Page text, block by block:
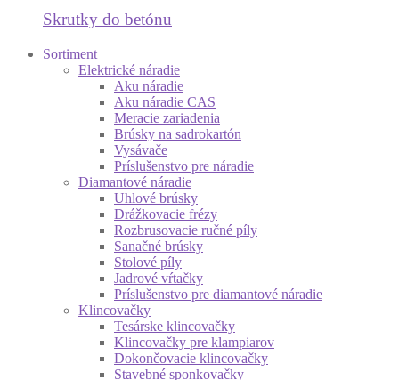
Skrutky do betónu
Sortiment
Elektrické náradie
Aku náradie
Aku náradie CAS
Meracie zariadenia
Brúsky na sadrokartón
Vysávače
Príslušenstvo pre náradie
Diamantové náradie
Uhlové brúsky
Drážkovacie frézy
Rozbrusovacie ručné píly
Sanačné brúsky
Stolové píly
Jadrové vŕtačky
Príslušenstvo pre diamantové náradie
Klincovačky
Tesárske klincovačky
Klincovačky pre klampiarov
Dokončovacie klincovačky
Stavebné sponkovačky